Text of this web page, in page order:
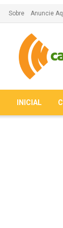
Sobre Anuncie
INICIAL